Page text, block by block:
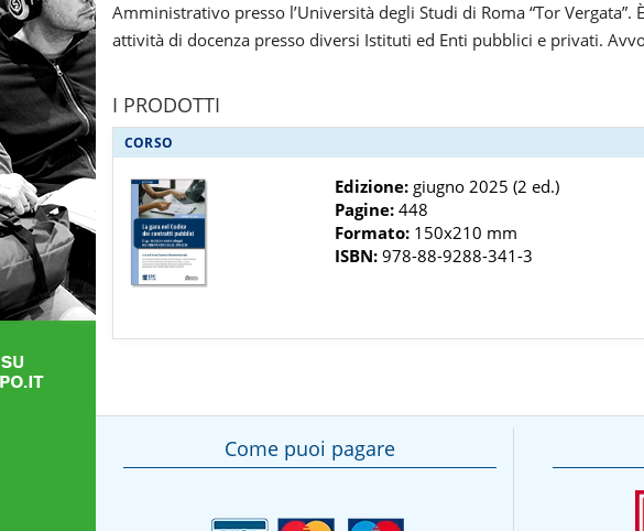
Amministrativo presso l’Università degli Studi di Roma “Tor
attività di docenza presso diversi Istituti ed Enti pubblici e privati.
I PRODOTTI
CORSO
Edizione: giugno 2025 (2 ed.)
Pagine: 448
Formato: 150x210 mm
ISBN: 978-88-9288-341-3
Come puoi pagare